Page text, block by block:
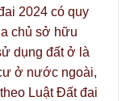
2024 có quy
chủ sở hữu
dụng đất ở là
ở nước ngoài,
Luật Đất đai